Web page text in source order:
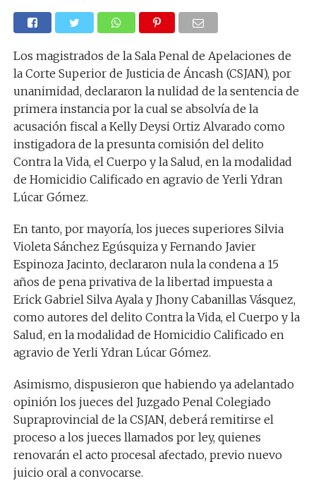
Los magistrados de la Sala Penal de Apelaciones de
la Corte Superior de Justicia de Áncash (CSJAN), por
unanimidad, declararon la nulidad de la sentencia de
primera instancia por la cual se absolvía de la
acusación fiscal a Kelly Deysi Ortiz Alvarado como
instigadora de la presunta comisión del delito
Contra la Vida, el Cuerpo y la Salud, en la modalidad
de Homicidio Calificado en agravio de Yerli Ydran
Lúcar Gómez.
En tanto, por mayoría, los jueces superiores Silvia
Violeta Sánchez Egúsquiza y Fernando Javier
Espinoza Jacinto, declararon nula la condena a 15
años de pena privativa de la libertad impuesta a
Erick Gabriel Silva Ayala y Jhony Cabanillas Vásquez,
como autores del delito Contra la Vida, el Cuerpo y la
Salud, en la modalidad de Homicidio Calificado en
agravio de Yerli Ydran Lúcar Gómez.
Asimismo, dispusieron que habiendo ya adelantado
opinión los jueces del Juzgado Penal Colegiado
Supraprovincial de la CSJAN, deberá remitirse el
proceso a los jueces llamados por ley, quienes
renovarán el acto procesal afectado, previo nuevo
juicio oral a convocarse.